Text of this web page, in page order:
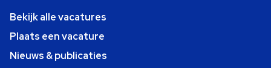
Bekijk alle vacatures
Plaats een vacature
Nieuws & publicaties